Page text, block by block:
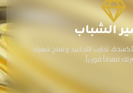
الشباب
تحارب التجاعيد وتمنح شعرك
لمعاناً فورياً.